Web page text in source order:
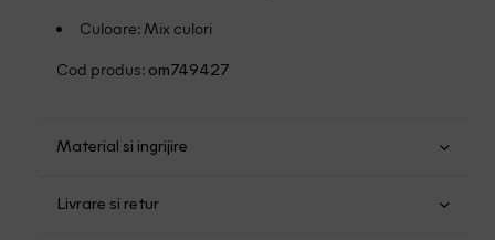
Culoare: Mix culori
Cod produs: om749427
Material si ingrijire
Livrare si retur